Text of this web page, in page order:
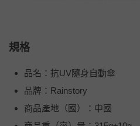
規格
品名：抗UV隨身自動傘
品牌：Rainstory
商品產地（國）：中國